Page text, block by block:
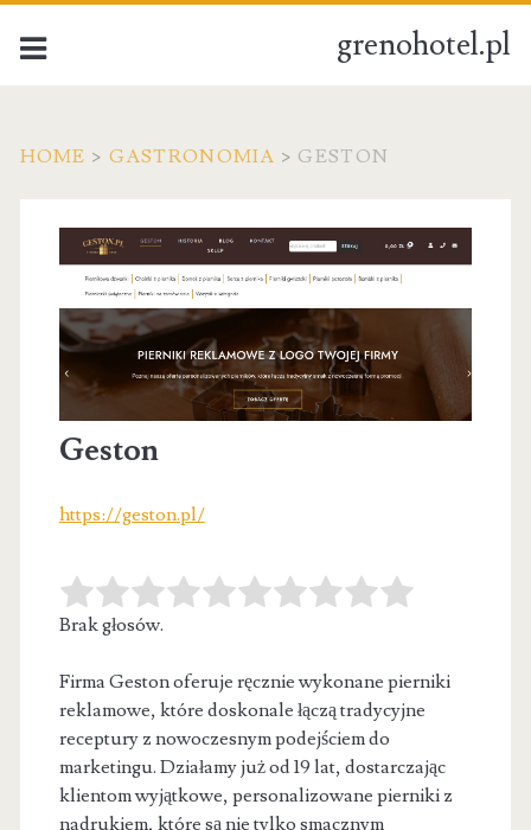
grenohotel.pl
HOME > GASTRONOMIA > GESTON
Geston
https://geston.pl/
Brak głosów.
Firma Geston oferuje ręcznie wykonane pierniki
reklamowe, które doskonale łączą tradycyjne
receptury z nowoczesnym podejściem do
marketingu. Działamy już od19 lat, dostarczając
klientom wyjątkowe, personalizowane pierniki z
nadrukiem, które są nie tylko smacznym